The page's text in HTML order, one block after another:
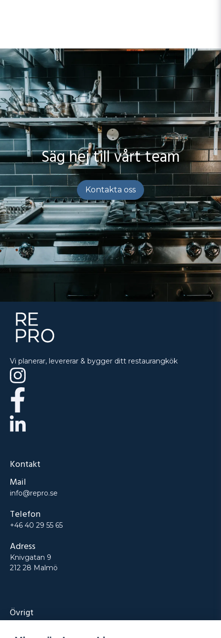
Säg hej till vårt team
Kontakta oss
Vi planerar, levererar & bygger ditt restaurangkök
Kontakt
Mail
info@repro.se
Telefon
+46 40 29 55 65
Adress
Knivgatan 9
212 28 Malmö
Övrigt